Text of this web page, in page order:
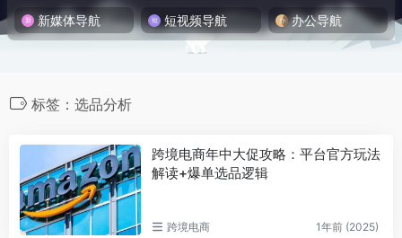
新媒体导航 短视频导航 办公导航
标签：选品分析
跨境电商年中大促攻略：平台官方玩法
解读+爆单选品逻辑
跨境电商 1年前 (2025)